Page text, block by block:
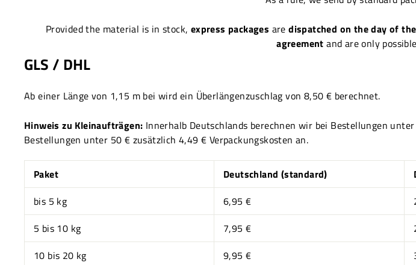
Provided the material is in stock, express packages aredispatched on the day of
agreement and are only
GLS / DHL
Ab einer Länge von 1,15 m bei wird ein Überlängenzuschlag von 8,50 € berechnet.
Hinweis zu Kleinaufträgen: Innerhalb Deutschlands berechnen wir bei Bestellungen
Bestellungen unter 50 € zusätzlich 4,49 € Verpackungskosten an.
Paket Deutschland (standard)
bis 5 kg
6,95 €
5 bis 10 kg
7,95 €
10 bis 20 kg
9,95 €